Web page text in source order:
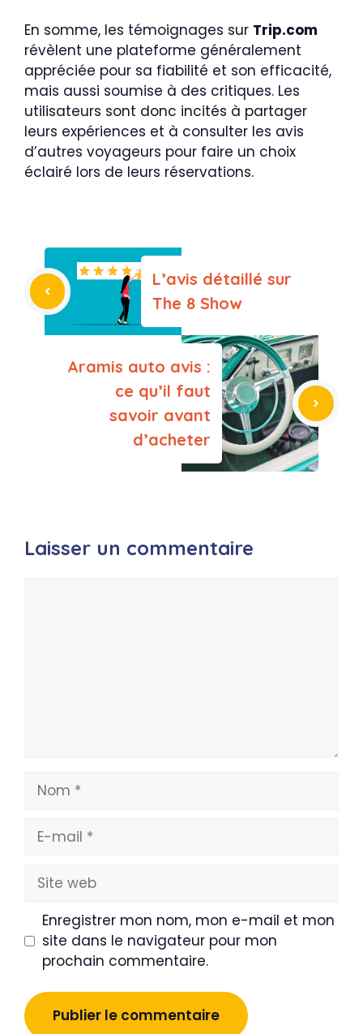
En somme, les témoignages sur Trip.com
révèlent une plateforme généralement
appréciée pour sa fiabilité et son efficacité,
mais aussi soumise à des critiques. Les
utilisateurs sont donc incités à partager
leurs expériences et à consulter les avis
d’autres voyageurs pour faire un choix
éclairé lors de leurs réservations.
L’avis détaillé sur
The 8 Show
Aramis auto avis :
ce qu’il faut
savoir avant
d’acheter
Laisser un commentaire
Nom
mail
Site
web
Enregistrer mon nom, mon e-mail et mon
site dans le navigateur pour mon
prochain commentaire.